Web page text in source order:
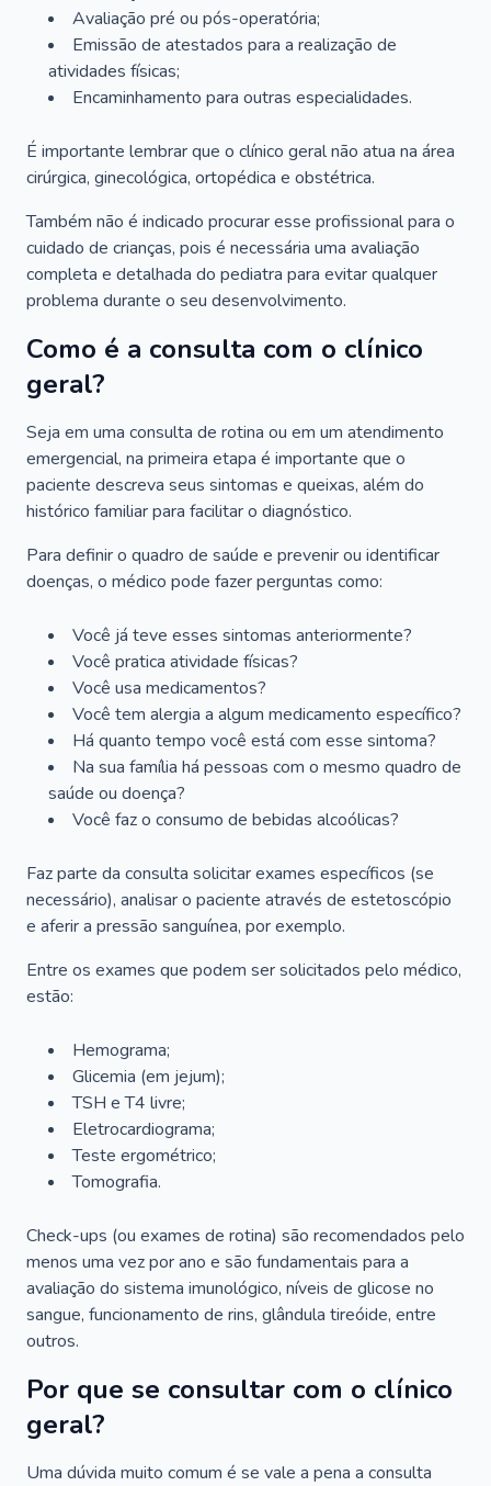
Avaliação pré ou pós-operatória;
Emissão de atestados para a realização de
atividades físicas;
Encaminhamento para outras especialidades.
É importante lembrar que o clínico geral não atua na área
cirúrgica, ginecológica, ortopédica e obstétrica.
Também não é indicado procurar esse profissional para o
cuidado de crianças, pois é necessária uma avaliação
completa e detalhada do pediatra para evitar qualquer
problema durante o seu desenvolvimento.
Como é a consulta com o clínico
geral?
Seja em uma consulta de rotina ou em um atendimento
emergencial, na primeira etapa é importante que o
paciente descreva seus sintomas e queixas, além do
histórico familiar para facilitar o diagnóstico.
Para definir o quadro de saúde e prevenir ou identificar
doenças, o médico pode fazer perguntas como:
Você já teve esses sintomas anteriormente?
Você pratica atividade físicas?
Você usa medicamentos?
Você tem alergia a algum medicamento específico?
Há quanto tempo você está com esse sintoma?
Na sua família há pessoas com o mesmo quadro de
saúde ou doença?
Você faz o consumo de bebidas alcoólicas?
Faz parte da consulta solicitar exames específicos (se
necessário), analisar o paciente através de estetoscópio
e aferir a pressão sanguínea, por exemplo.
Entre os exames que podem ser solicitados pelo médico,
estão:
Hemograma;
Glicemia (em jejum);
TSH e T4 livre;
Eletrocardiograma;
Teste ergométrico;
Tomografia.
Check-ups (ou exames de rotina) são recomendados pelo
menos uma vez por ano e são fundamentais para a
avaliação do sistema imunológico, níveis de glicose no
sangue, funcionamento de rins, glândula tireóide, entre
outros.
Por que se consultar com o clínico
geral?
Uma dúvida muito comum é se vale a pena a consulta